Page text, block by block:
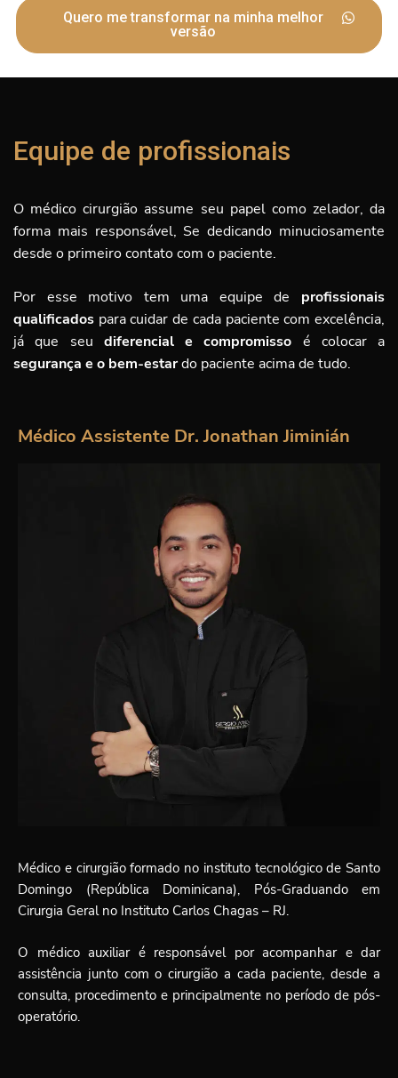
Quero me transformar na minha melhor
versão
Equipe de profissionais
O médico cirurgião assume seu papel como zelador, da
forma mais responsável, Se dedicando minuciosamente
desde o primeiro contato com o paciente.
Por esse motivo tem uma equipe de profissionais
qualificados para cuidar de cada paciente com excelência,
já que seu diferencial e compromisso é colocar a
segurança e o bem-estardo paciente acima de tudo.
Médico Assistente Dr. Jonathan Jiminián
Médico e cirurgião formado no instituto tecnológico de Santo
Domingo (República Dominicana), Pós-Graduando em
Cirurgia Geral no Instituto Carlos Chagas – RJ.
O médico auxiliar é responsável por acompanhar e dar
assistência junto com o cirurgião a cada paciente, desde a
consulta, procedimento e principalmente no período de pós-
operatório.